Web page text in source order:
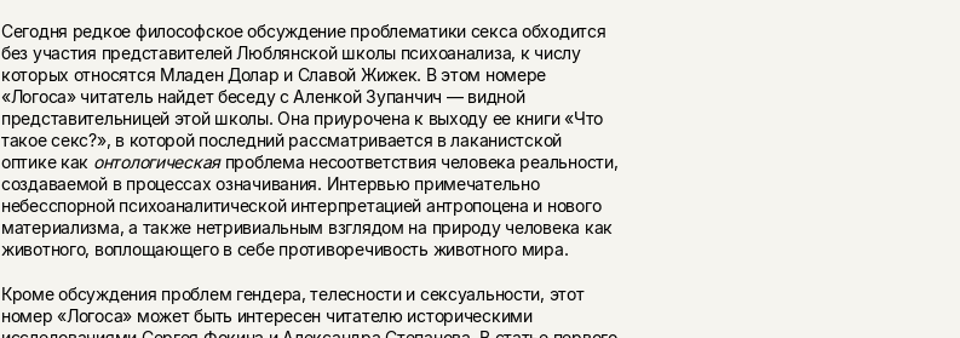
Сегодня редкое философское обсуждение проблематики секса обходится
без участия представителей Люблянской школы психоанализа, к числу
которых относятся Младен Долар и Славой Жижек. В этом номере
«Логоса» читатель найдет беседу с Аленкой Зупанчич — видной
представительницей этой школы. Она приурочена к выходу ее книги «Что
такое секс?», в которой последний рассматривается в лаканистской
оптике как онтологическаяпроблема несоответствия человека реальности,
создаваемой в процессах означивания. Интервью примечательно
небесспорной психоаналитической интерпретацией антропоцена и нового
материализма, а также нетривиальным взглядом на природу человека как
животного, воплощающего в себе противоречивость животного мира.
Кроме обсуждения проблем гендера, телесности и сексуальности, этот
номер «Логоса» может быть интересен читателю историческими